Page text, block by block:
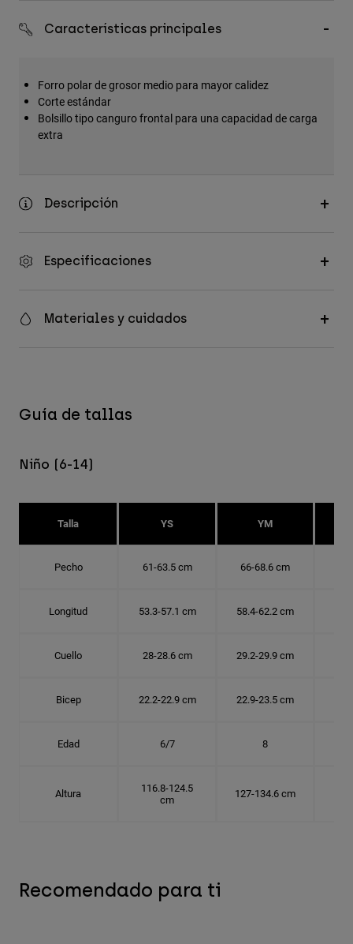
Gorras y Gorros
Ver todo
Características principales
Forro polar de grosor medio para mayor calidez
Corte estándar
Bolsillo tipo canguro frontal para una capacidad de carga
extra
Descripción
Especificaciones
Materiales y cuidados
Guía de tallas
Niño (6-14)
Talla YS YM
Pecho 61-63.5 cm 66-68.6 cm
Longitud 53.3-57.1 cm 58.4-62.2 cm
Cuello 28-28.6 cm 29.2-29.9 cm
Bicep 22.2-22.9 cm 22.9-23.5 cm
Edad 6/7 8
Altura
116.8-124.5
cm
127-134.6 cm
Recomendado para ti